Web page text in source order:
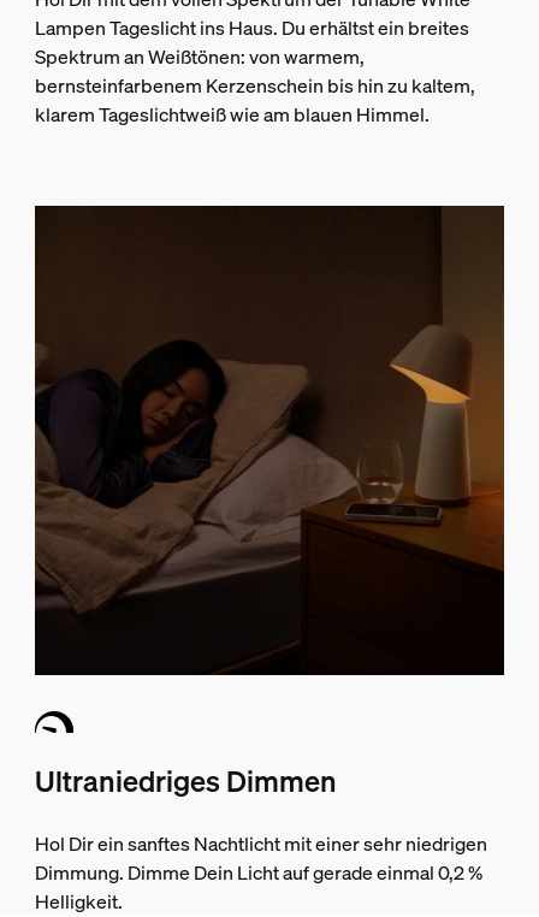
Lampen Tageslicht ins Haus. Du erhältst ein breites
Spektrum an Weißtönen: von warmem,
bernsteinfarbenem Kerzenschein bis hin zu kaltem,
klarem Tageslichtweiß wie am blauen Himmel.
Ultraniedriges Dimmen
Hol Dir ein sanftes Nachtlicht mit einer sehr niedrigen
Dimmung. Dimme Dein Licht auf gerade einmal 0,2 %
Helligkeit.